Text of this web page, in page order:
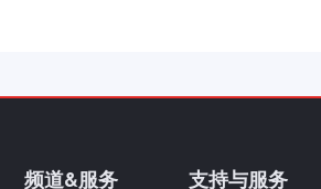
频道&服务 支持与服务